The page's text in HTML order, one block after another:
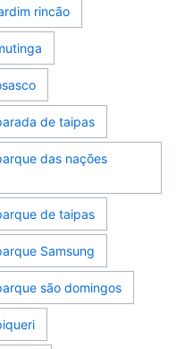
rincão
de taipas
das nações
de taipas
Samsung
são domingos